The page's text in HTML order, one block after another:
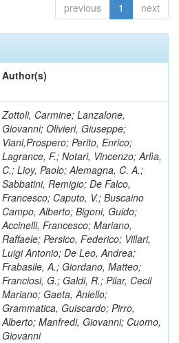
previous 1 next
Author(s)
Zottoli, Carmine; Lanzalone,
Giovanni; Olivieri, Giuseppe;
Viani,Prospero; Perito, Enrico;
Lagrance, F.; Notari, Vincenzo; Arlìa,
C.; Lioy, Paolo; Alemagna, C. A.;
Sabbatini, Remigio; De Falco,
Francesco; Caputo, V.; Buscaino
Campo, Alberto; Bigoni, Guido;
Accinelli, Francesco; Mariano,
Raffaele; Persico, Federico; Villari,
Luigi Antonio; De Leo, Andrea;
Frabasile, A.; Giordano, Matteo;
Franciosi, G.; Galdi, R.; Pilar, Cecil
Mariano; Gaeta, Aniello;
Grammatica, Guiscardo; Pirro,
Alberto; Manfredi, Giovanni; Cuomo,
Giovanni